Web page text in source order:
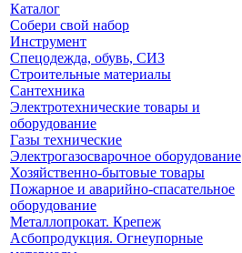
Каталог
Собери свой набор
Инструмент
Спецодежда, обувь, СИЗ
Строительные материалы
Сантехника
Электротехнические товары и
оборудование
Газы технические
Электрогазосварочное оборудование
Хозяйственно-бытовые товары
Пожарное и аварийно-спасательное
оборудование
Металлопрокат. Крепеж
Асбопродукция. Огнеупорные